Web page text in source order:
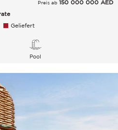
Preis ab 150 000 000 AED
Geliefert
Pool